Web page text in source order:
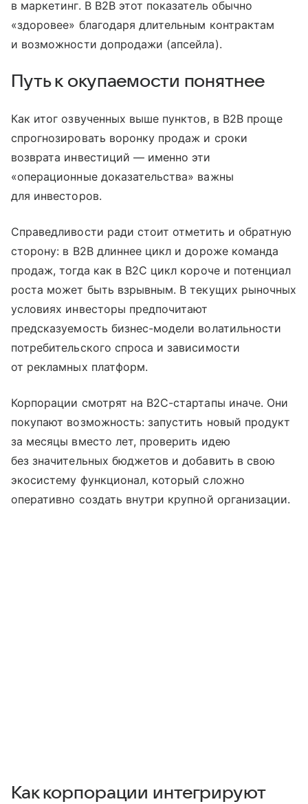
в маркетинг. В B2B этот показатель обычно
«здоровее» благодаря длительным контрактам
и возможности допродажи (апсейла).
Путь к окупаемости понятнее
Как итог озвученных выше пунктов, в B2B проще
спрогнозировать воронку продаж и сроки
возврата инвестиций — именно эти
«операционные доказательства» важны
для инвесторов.
Справедливости ради стоит отметить и обратную
сторону: в B2B длиннее цикл и дороже команда
продаж, тогда как в B2C цикл короче и потенциал
роста может быть взрывным. В текущих рыночных
условиях инвесторы предпочитают
предсказуемость бизнес-модели волатильности
потребительского спроса и зависимости
от рекламных платформ.
Корпорации смотрят на B2C-стартапы иначе. Они
покупают возможность: запустить новый продукт
за месяцы вместо лет, проверить идею
без значительных бюджетов и добавить в свою
экосистему функционал, который сложно
оперативно создать внутри крупной организации.
Как корпорации интегрируют